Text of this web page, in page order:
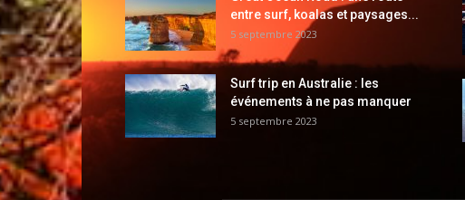
entre surf, koalas et paysages...
5 septembre 2023
Surf trip en Australie : les
événements à ne pas manquer
5 septembre 2023